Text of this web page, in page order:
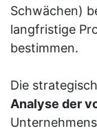
Schwächen)
langfristige
bestimmen.
Die
Analyse der